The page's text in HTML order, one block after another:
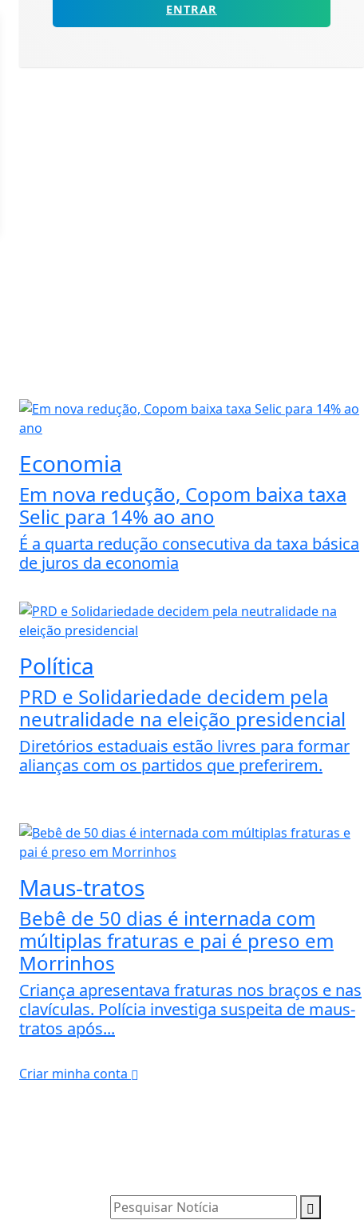
ENTRAR
Economia
Em nova redução, Copom baixa taxa
Selic para 14% ao ano
É a quarta redução consecutiva da taxa básica
de juros da economia
Política
PRD e Solidariedade decidem pela
neutralidade na eleição presidencial
Diretórios estaduais estão livres para formar
alianças com os partidos que preferirem.
Maus-tratos
Bebê de 50 dias é internada com
múltiplas fraturas e pai é preso em
Morrinhos
Criança apresentava fraturas nos braços e nas
clavículas. Polícia investiga suspeita de maus-
tratos após...
Criar minha conta
Pesquisar Notícia